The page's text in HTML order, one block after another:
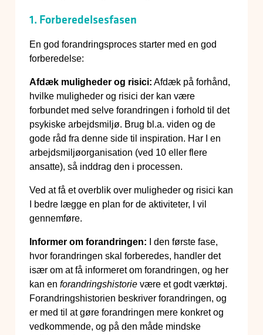
1. Forberedelsesfasen
En god forandringsproces starter med en god
forberedelse:
Afdæk muligheder og risici: Afdæk på forhånd,
hvilke muligheder og risici der kan være
forbundet med selve forandringen i forhold til det
psykiske arbejdsmiljø. Brug bl.a. viden og de
gode råd fra denne side til inspiration. Har I en
arbejdsmiljøorganisation (ved 10 eller flere
ansatte), så inddrag den i processen.
Ved at få et overblik over muligheder og risici kan
I bedre lægge en plan for de aktiviteter, I vil
gennemføre.
Informer om forandringen: I den første fase,
hvor forandringen skal forberedes, handler det
især om at få informeret om forandringen, og her
kan en forandringshistorie være et godt værktøj.
Forandringshistorien beskriver forandringen, og
er med til at gøre forandringen mere konkret og
vedkommende, og på den måde mindske